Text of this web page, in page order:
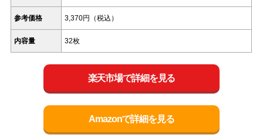
参考価格 3,370円（税込）
内容量 32枚
楽天市場で詳細を見る
Amazonで詳細を見る